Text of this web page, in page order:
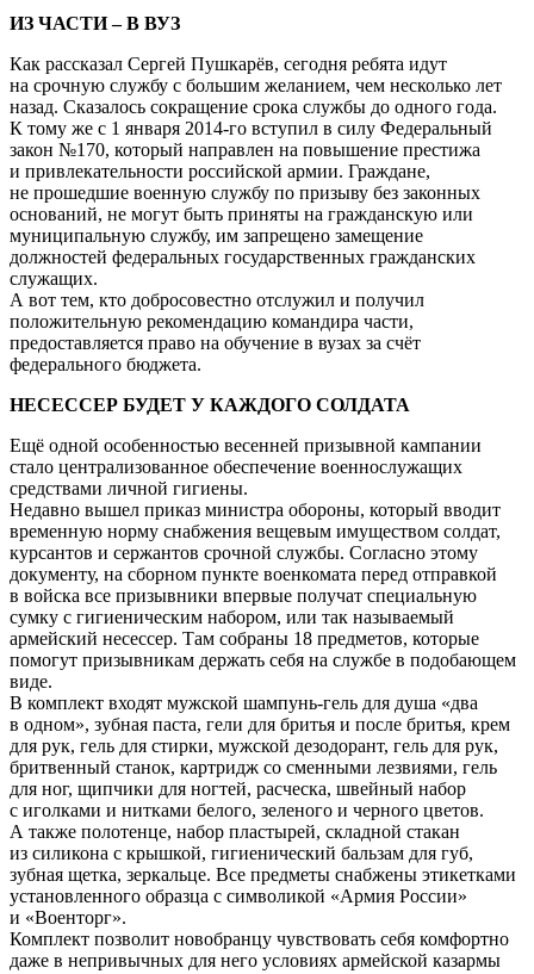
ИЗ ЧАСТИ – В ВУЗ
Как рассказал Сергей Пушкарёв, сегодня ребята идут
на срочную службу с большим желанием, чем несколько лет
назад. Сказалось сокращение срока службы до одного года.
К тому же с 1 января 2014-го вступил в силу Федеральный
закон №170, который направлен на повышение престижа
и привлекательности российской армии. Граждане,
не прошедшие военную службу по призыву без законных
оснований, не могут быть приняты на гражданскую или
муниципальную службу, им запрещено замещение
должностей федеральных государственных гражданских
служащих.
А вот тем, кто добросовестно отслужил и получил
положительную рекомендацию командира части,
предоставляется право на обучение в вузах за счёт
федерального бюджета.
НЕСЕССЕР БУДЕТ У КАЖДОГО СОЛДАТА
Ещё одной особенностью весенней призывной кампании
стало централизованное обеспечение военнослужащих
средствами личной гигиены.
Недавно вышел приказ министра обороны, который вводит
временную норму снабжения вещевым имуществом солдат,
курсантов и сержантов срочной службы. Согласно этому
документу, на сборном пункте военкомата перед отправкой
в войска все призывники впервые получат специальную
сумку с гигиеническим набором, или так называемый
армейский несессер. Там собраны 18 предметов, которые
помогут призывникам держать себя на службе в подобающем
виде.
В комплект входят мужской шампунь-гель для душа «два
в одном», зубная паста, гели для бритья и после бритья, крем
для рук, гель для стирки, мужской дезодорант, гель для рук,
бритвенный станок, картридж со сменными лезвиями, гель
для ног, щипчики для ногтей, расческа, швейный набор
с иголками и нитками белого, зеленого и черного цветов.
А также полотенце, набор пластырей, складной стакан
из силикона с крышкой, гигиенический бальзам для губ,
зубная щетка, зеркальце. Все предметы снабжены этикетками
установленного образца с символикой «Армия России»
и «Военторг».
Комплект позволит новобранцу чувствовать себя комфортно
даже в непривычных для него условиях армейской казармы